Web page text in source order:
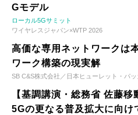
Gモデル
ローカル5Gサミット
ワイヤレスジャパン×WTP 2026
高価な専用ネットワークは
ワーク構築の現実解
SB C&S株式会社／日本ヒューレット・パ
【基調講演・総務省 佐藤
5Gの更なる普及拡大に向け